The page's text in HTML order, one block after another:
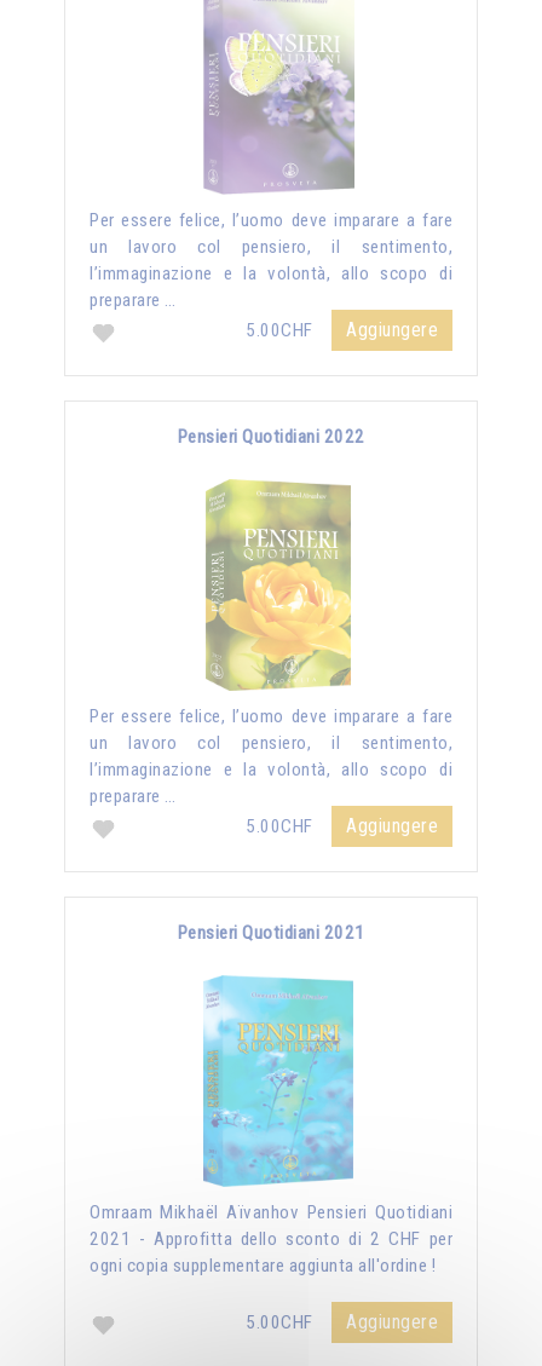
Per essere felice, l’uomo deve imparare a fare
un lavoro col pensiero, il sentimento,
l’immaginazione e la volontà, allo scopo di
preparare …
5.00CHF
Aggiungere
Pensieri Quotidiani 2022
Per essere felice, l’uomo deve imparare a fare
un lavoro col pensiero, il sentimento,
l’immaginazione e la volontà, allo scopo di
preparare …
5.00CHF
Aggiungere
Pensieri Quotidiani 2021
Omraam Mikhaël Aïvanhov Pensieri Quotidiani
2021 - Approfitta dello sconto di 2 CHF per
ogni copia supplementare aggiunta all'ordine !
5.00CHF Aggiungere